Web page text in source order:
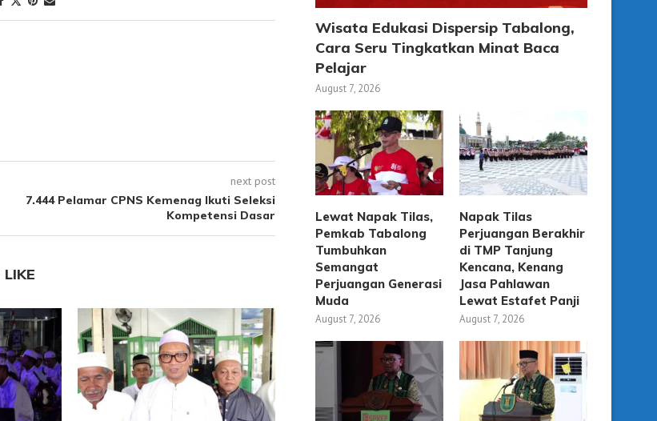
next post
7.444 Pelamar CPNS Kemenag Ikuti Seleksi
Kompetensi Dasar
Wisata Edukasi Dispersip Tabalong,
Cara Seru Tingkatkan Minat Baca
Pelajar
August 7, 2026
Lewat Napak Tilas,
Pemkab Tabalong
Tumbuhkan
Semangat
Perjuangan Generasi
Muda
August 7, 2026
Napak Tilas
Perjuangan Berakhir
di TMP Tanjung
Kencana, Kenang
Jasa Pahlawan
Lewat Estafet Panji
August 7, 2026